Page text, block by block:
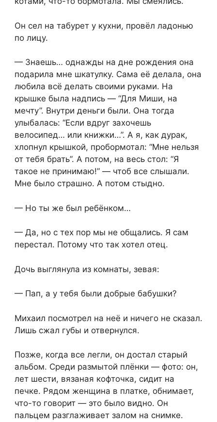
Он сел на табурет у кухни, провёл ладонью
по лицу.
— Знаешь… однажды на дне рождения она
подарила мне шкатулку. Сама её делала, она
любила всё делать своими руками. На
крышке была надпись — “Для Миши, на
мечту”. Внутри деньги были. Она тогда
улыбалась: “Если вдруг захочешь
велосипед… или книжки…”. А я, как дурак,
хлопнул крышкой, пробормотал: “Мне нельзя
от тебя брать”. А потом, на весь стол: “Я
такое не принимаю!” — чтоб все слышали.
Мне было страшно. А потом стыдно.
— Но ты же был ребёнком…
— Да, но с тех пор мы не общались. Я сам
перестал. Потому что так хотел отец.
Дочь выглянула из комнаты, зевая:
— Пап, а у тебя были добрые бабушки?
Михаил посмотрел на неё и ничего не сказал.
Лишь сжал губы и отвернулся.
Позже, когда все легли, он достал старый
альбом. Среди размытой плёнки — фото: он,
лет шести, вязаная кофточка, сидит на
печке. Рядом женщина в платке, обнимает,
что-то говорит — это было видно. Он
пальцем разглаживает залом на снимке.